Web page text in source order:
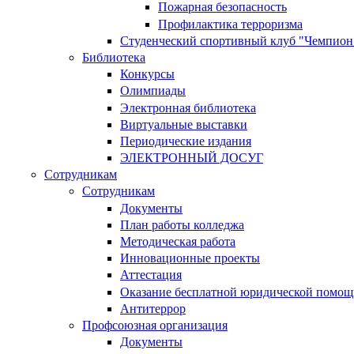
Пожарная безопасность
Профилактика терроризма
Студенческий спортивный клуб
Библиотека
Конкурсы
Олимпиады
Электронная библиотека
Виртуальные выставки
Периодические издания
ЭЛЕКТРОННЫЙ ДОСУГ
Сотрудникам
Сотрудникам
Документы
План работы колледжа
Методическая работа
Инновационные проекты
Аттестация
Оказание бесплатной юридической
Антитеррор
Профсоюзная организация
Документы